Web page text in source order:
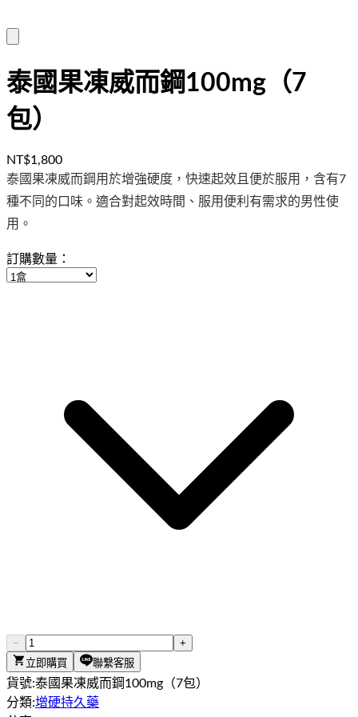
泰國果凍威而鋼100mg（7
包）
NT$1,800
泰國果凍威而鋼用於增強硬度，快速起效且便於服用，含有7
種不同的口味。適合對起效時間、服用便利有需求的男性使
用。
訂購數量：
−
+
立即購買
聯繫客服
貨號:泰國果凍威而鋼100mg（7包）
分類:增硬持久藥